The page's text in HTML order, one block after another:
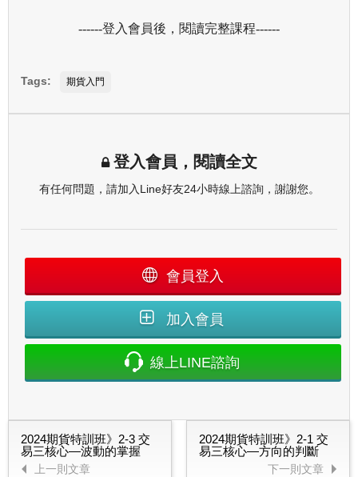
------登入會員後，閱讀完整課程------
Tags: 期貨入門
登入會員，閱讀全文
有任何問題，請加入Line好友24小時線上諮詢，謝謝您。
會員登入
加入會員
線上LINE諮詢
2024期貨特訓班》2-3 交
易三核心—波動的掌握
上一則文章
2024期貨特訓班》2-1 交
易三核心—方向的判斷
下一則文章